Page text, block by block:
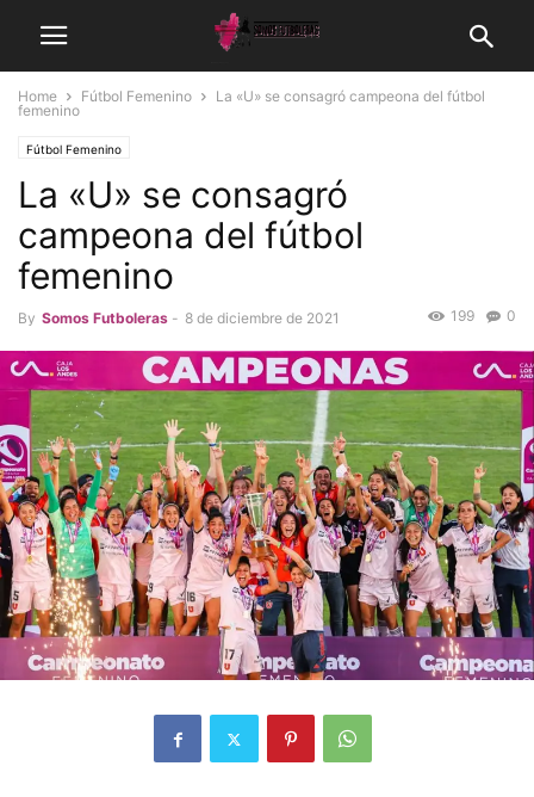
Home Fútbol Femenino
La «U» se consagró campeona del fútbol
femenino
Fútbol Femenino
La «U» se consagró
campeona del fútbol
femenino
By Somos Futboleras - 8 de diciembre de 2021 0
199